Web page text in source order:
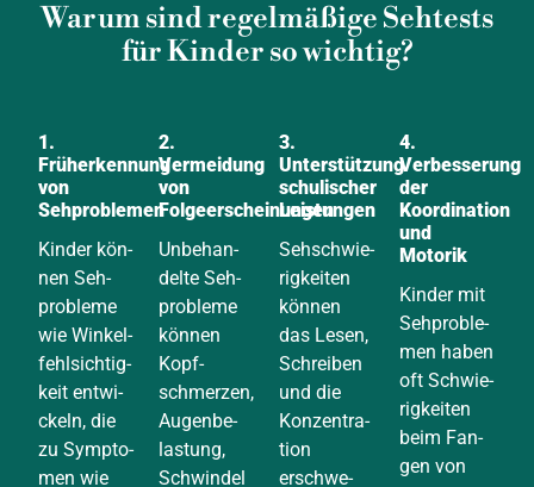
Warum sind regelmäßige Sehtests
für Kinder so wichtig?
1.
Früherkennung
von
Sehproblemen
Kin­der kön­
nen Seh­
pro­ble­me
wie Win­kel­
fehl­sich­tig­
keit ent­wi­
ckeln, die
zu Sym­pto­
men wie
2.
Vermeidung
von
Folgeerscheinungen
Unbe­han­
del­te Seh­
pro­ble­me
kön­nen
Kopf­
schmer­zen,
Augen­be­
las­tung,
Schwin­del
3.
Unterstützung
schulischer
Leistungen
Seh­schwie­
rig­kei­ten
kön­nen
das Lesen,
Schrei­ben
und die
Kon­zen­tra­
ti­on
erschwe­
4.
Verbesserung
der
Koordination
und
Motorik
Kin­der mit
Seh­pro­ble­
men haben
oft Schwie­
rig­kei­ten
beim Fan­
gen von